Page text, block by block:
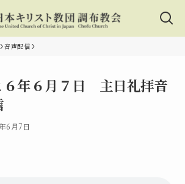
音声配信
６年６月７日 主日礼拝音
6月7日